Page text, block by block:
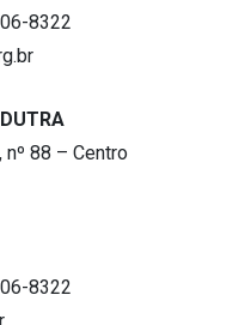
8322
nº 88 – Centro
8322